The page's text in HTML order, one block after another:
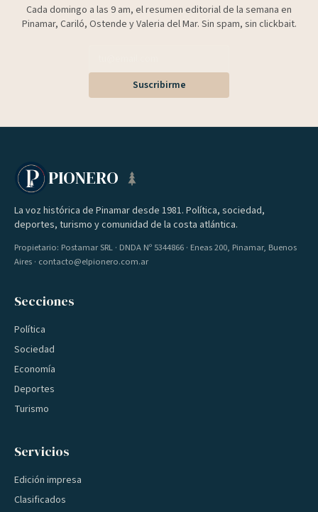
Cada domingo a las 9 am, el resumen editorial de la semana en
Pinamar, Cariló, Ostende y Valeria del Mar. Sin spam, sin clickbait.
Suscribirme
PIONERO
La voz histórica de Pinamar desde 1981. Política, sociedad,
deportes, turismo y comunidad de la costa atlántica.
Propietario: Postamar SRL · DNDA Nº 5344866 · Eneas 200, Pinamar, Buenos
Aires · contacto@elpionero.com.ar
Secciones
Política
Sociedad
Economía
Deportes
Turismo
Servicios
Edición impresa
Clasificados